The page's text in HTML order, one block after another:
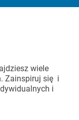
wiele
Zainspiruj się i
i